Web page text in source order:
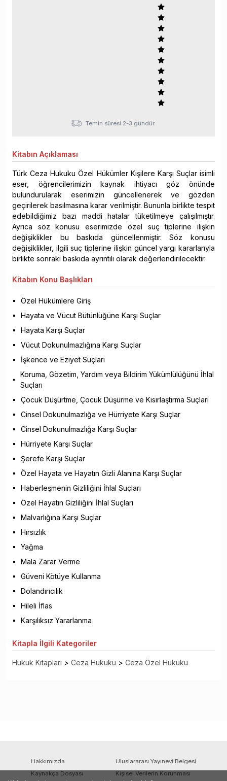
Temin süresi 2-3 gündür.
Kitabın Açıklaması
Türk Ceza Hukuku Özel Hükümler Kişilere Karşı Suçlar isimli
eser, öğrencilerimizin kaynak ihtiyacı göz önünde
bulundurularak eserimizin güncellenerek ve gözden
geçirilerek basılmasına karar verilmiştir. Bununla birlikte tespit
edebildiğimiz bazı maddi hatalar tüketilmeye çalışılmıştır.
Ayrıca söz konusu eserimizde özel suç tiplerine ilişkin
değişiklikler bu baskıda güncellenmiştir. Söz konusu
değişiklikler, ilgili suç tiplerine ilişkin güncel yargı kararlarıyla
birlikte sonraki baskıda ayrıntılı olarak değerlendirilecektir.
Kitabın Konu Başlıkları
Özel Hükümlere Giriş
Hayata ve Vücut Bütünlüğüne Karşı Suçlar
Hayata Karşı Suçlar
Vücut Dokunulmazlığına Karşı Suçlar
İşkence ve Eziyet Suçları
Koruma, Gözetim, Yardım veya Bildirim Yükümlülüğünü İhlal
Suçları
Çocuk Düşürtme, Çocuk Düşürme ve Kısırlaştırma Suçları
Cinsel Dokunulmazlığa ve Hürriyete Karşı Suçlar
Cinsel Dokunulmazlığa Karşı Suçlar
Hürriyete Karşı Suçlar
Şerefe Karşı Suçlar
Özel Hayata ve Hayatın Gizli Alanına Karşı Suçlar
Haberleşmenin Gizliliğini İhlal Suçları
Özel Hayatın Gizliliğini İhlal Suçları
Malvarlığına Karşı Suçlar
Hırsızlık
Yağma
Mala Zarar Verme
Güveni Kötüye Kullanma
Dolandırıcılık
Hileli İflas
Karşılıksız Yararlanma
Kitapla İlgili Kategoriler
Hukuk Kitapları > Ceza Hukuku > Ceza Özel Hukuku
Hakkımızda
Uluslararası Yayınevi Belgesi
Kaynakça Dosyası
Kişisel Verilerin Korunması